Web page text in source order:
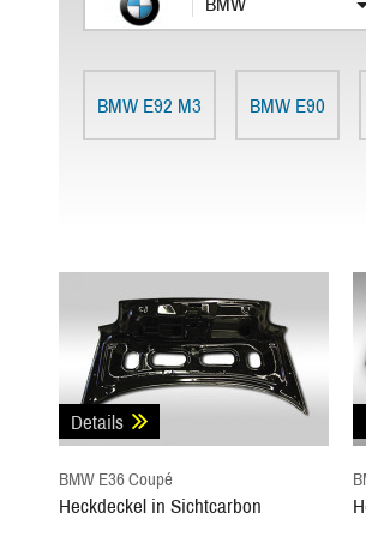
BMW E92 M3 BMW E90
Details
BMW E36 Coupé
Heckdeckel in Sichtcarbon